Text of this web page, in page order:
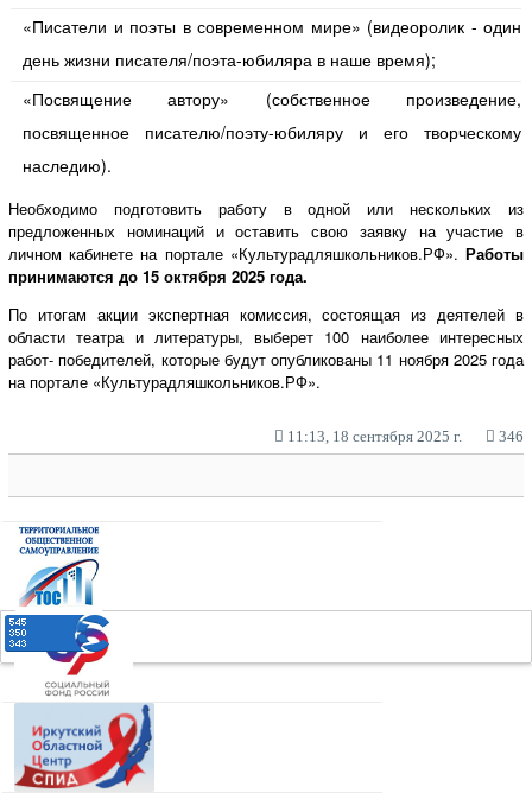
«Писатели и поэты в современном мире» (видеоролик - один
день жизни писателя/поэта-юбиляра в наше время);
«Посвящение автору» (собственное произведение,
посвященное писателю/поэту-юбиляру и его творческому
наследию).
Необходимо подготовить работу в одной или нескольких из
предложенных номинаций и оставить свою заявку на участие в
личном кабинете на портале «Культурадляшкольников.РФ». Работы
принимаются до 15 октября 2025 года.
По итогам акции экспертная комиссия, состоящая из деятелей в
области театра и литературы, выберет 100 наиболее интересных
работ- победителей, которые будут опубликованы 11 ноября 2025 года
на портале «Культурадляшкольников.РФ».
11:13, 18 сентября 2025 г. 346